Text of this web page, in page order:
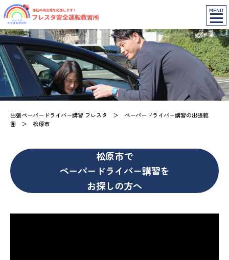
MENU
出張ペーパードライバー講習 フレスタ ＞ ペーパードライバー講習の出張範
囲 ＞ 松原市
松原市で
ペーパードライバー講習を
お探しの方へ